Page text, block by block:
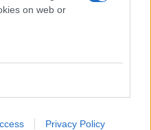
on web or
Privacy Policy